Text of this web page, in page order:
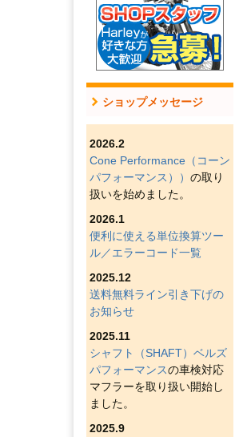
ショップメッセージ
2026.2
Cone Performance（コーン
パフォーマンス）） の取り
扱いを始めました。
2026.1
便利に使える単位換算ツー
ル／エラーコード一覧
2025.12
送料無料ライン引き下げの
お知らせ
2025.11
シャフト（SHAFT）ベルズ
パフォーマンスの車検対応
マフラーを取り扱い開始し
ました。
2025.9